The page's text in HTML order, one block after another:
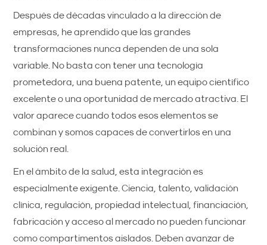
Después de décadas vinculado a la dirección de
empresas, he aprendido que las grandes
transformaciones nunca dependen de una sola
variable. No basta con tener una tecnología
prometedora, una buena patente, un equipo científico
excelente o una oportunidad de mercado atractiva. El
valor aparece cuando todos esos elementos se
combinan y somos capaces de convertirlos en una
solución real.
En el ámbito de la salud, esta integración es
especialmente exigente. Ciencia, talento, validación
clínica, regulación, propiedad intelectual, financiación,
fabricación y acceso al mercado no pueden funcionar
como compartimentos aislados. Deben avanzar de